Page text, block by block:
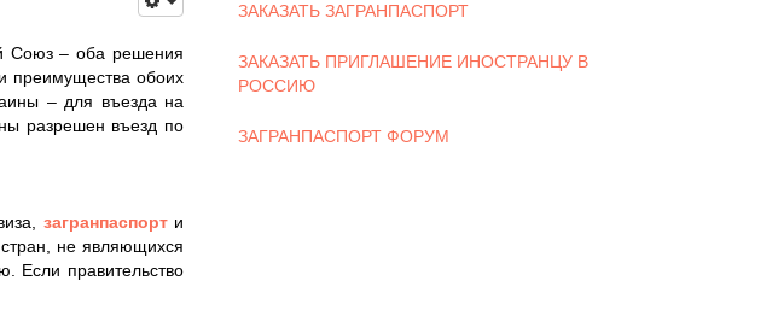
Союз – оба решения
преимущества обоих
– для въезда на
разрешен въезд по
загранпаспорти
не являющихся
Если правительство
ЗАКАЗАТЬ ЗАГРАНПАСПОРТ
ЗАКАЗАТЬ ПРИГЛАШЕНИЕ ИНОСТРАНЦУ В
РОССИЮ
ЗАГРАНПАСПОРТ ФОРУМ